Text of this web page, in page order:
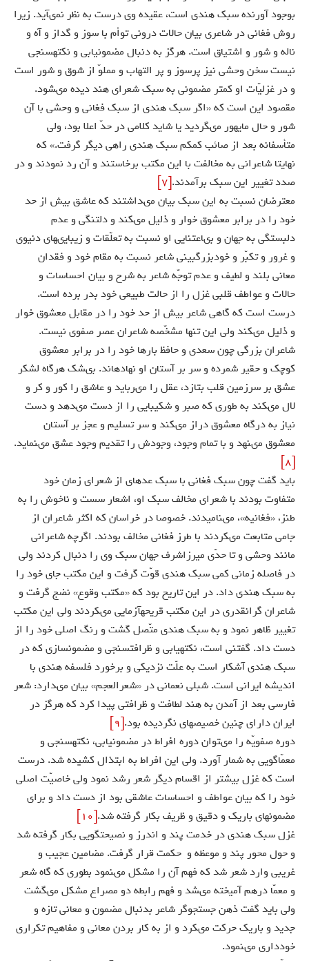
بوجود آورنده سبك هندى است، عقيده وى درست به نظر نمى‏آيد. زيرا
روش فغانى در شاعرى بيان حالات درونى توأم با سوز و گداز و آه و
ناله و شور و اشتياق است. هرگز به دنبال مضمون‏يابى و نكته‏سنجى
نيست سخن وحشى نيز پرسوز و پر التهاب و مملوّ از شوق و شور است
و در غزليّات او كمتر مضمونى به سبك شعراى هند ديده مى‏شود.
مقصود اين است كه «اگر سبك هندى از سبك فغانى و وحشى با آن
شور و حال مايه‏ور مى‏گرديد يا شايد كلامى در حدّ اعلا بود، ولى
متأسفانه بعد از صائب كم‏كم سبك هندى راهى ديگر گرفت.» كه
نهايتا شاعرانى به مخالفت با اين مكتب برخاستند و آن رد نمودند و در
صدد تغيير اين سبك برآمدند.[7]
معترضان نسبت به اين سبك بيان مى‏داشتند كه عاشق بيش از حد
خود را در برابر معشوق خوار و ذليل مى‏كند و دلتنگى و عدم
دلبستگى به جهان و بى‏اعتنايى او نسبت به تعلّقات و زيبايى‏هاى دنيوى
و غرور و تكبّر و خودبزرگ‏بينى شاعر نسبت به مقام خود و فقدان
معانى بلند و لطيف و عدم توجّه شاعر به شرح و بيان احساسات و
حالات و عواطف قلبى غزل را از حالت طبيعى خود بدر برده است.
درست است كه گاهى شاعر بيش از حد خود را در مقابل معشوق خوار
و ذليل مى‏كند ولى اين تنها مشخّصه شاعران عصر صفوى نيست.
شاعران بزرگى چون سعدى و حافظ بارها خود را در برابر معشوق
كوچك و حقير شمرده و سر بر آستان او نهاده‏اند. بى‏شك هرگاه لشكر
عشق بر سرزمين قلب بتازد، عقل را مى‏ربايد و عاشق را كور و كر و
لال مى‏كند به طورى كه صبر و شكيبايى را از دست مى‏دهد و دست
نياز به درگاه معشوق دراز مى‏كند و سر تسليم و عجز بر آستان
معشوق مى‏نهد و با تمام وجود، وجودش را تقديم وجود عشق مى‏نمايد.
[8]
بايد گفت چون سبك فغانى با سبك عده‏اى از شعراى زمان خود
متفاوت بودند با شعراى مخالف سبك او، اشعار سست و ناخوش را به
طنز، «فغانيه»، مى‏ناميدند. خصوصا در خراسان كه اكثر شاعران از
جامى متابعت مى‏كردند با طرز فغانى مخالف بودند. اگرچه شاعرانى
مانند وحشى و تا حدّى ميرزاشرف جهان سبك وى را دنبال كردند ولى
در فاصله زمانى كمى سبك هندى قوّت گرفت و اين مكتب جاى خود را
به سبك هندى داد. در اين تاريخ بود كه «مكتب وقوع» نضج گرفت و
شاعران گرانقدرى در اين مكتب قريحه‏آزمايى مى‏كردند ولى اين مكتب
تغيير ظاهر نمود و به سبك هندى متّصل گشت و رنگ اصلى خود را از
دست داد. گفتنى است، نكته‏يابى و ظرافت‏سنجى و مضمون‏سازى كه در
سبك هندى آشكار است به علّت نزديكى و برخورد فلسفه هندى با
انديشه ايرانى است. شبلى نعمانى در «شعرالعجم» بيان مى‏دارد: شعر
فارسى بعد از آمدن به هند لطافت و ظرافتى پيدا كرد كه هرگز در
ايران داراى چنين خصيصه‏اى نگرديده بود.[9]
دوره صفويّه را مى‏توان دوره افراط در مضمون‏يابى، نكته‏سنجى و
معمّاگويى به شمار آورد. ولى اين افراط به ابتذال كشيده شد. درست
است كه غزل بيشتر از اقسام ديگر شعر رشد نمود ولى خاصيّت اصلى
خود را كه بيان عواطف و احساسات عاشقى بود از دست داد و براى
مضمون‏هاى باريك و دقيق و ظريف بكار گرفته شد.[10]
غزل سبك هندى در خدمت پند و اندرز و نصيحت‏گويى بكار گرفته شد
و حول محور پند و موعظه و حكمت قرار گرفت. مضامين عجيب و
غريبى وارد شعر شد كه فهم آن را مشكل مى‏نمود بطورى كه گاه شعر
و معمّا درهم آميخته مى‏شد و فهم رابطه دو مصراع مشكل مى‏گشت
ولى بايد گفت ذهن جستجوگر شاعر بدنبال مضمون و معانى تازه و
جديد و باريك حركت مى‏كرد و از به كار بردن معانى و مفاهيم تكرارى
خوددارى مى‏نمود.